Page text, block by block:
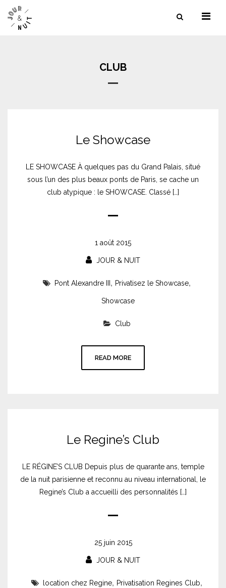
CLUB
Le Showcase
LE SHOWCASE À quelques pas du Grand Palais, situé
sous l’un des plus beaux ponts de Paris, se cache un
club atypique : le SHOWCASE. Classé […]
1 août 2015
JOUR & NUIT
Pont Alexandre III , Privatisez le Showcase,
Showcase
Club
READ MORE
Le Regine’s Club
LE RÉGINE’S CLUB Depuis plus de quarante ans, temple
de la nuit parisienne et reconnu au niveau international, le
Regine’s Club a accueilli des personnalités […]
25 juin 2015
JOUR & NUIT
location chez Regine, Privatisation Regines Club,